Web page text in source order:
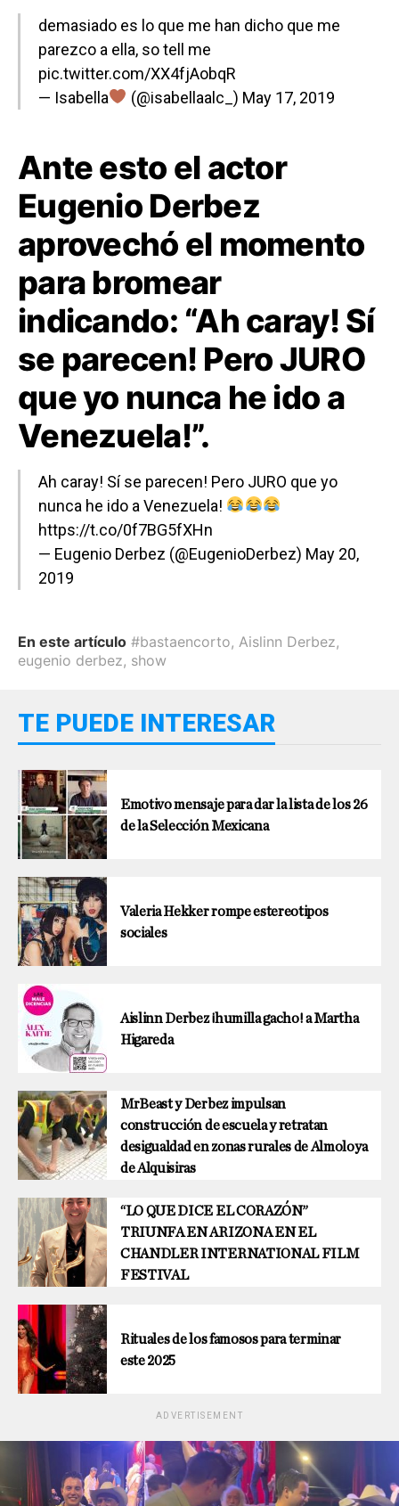
demasiado es lo que me han dicho que me
parezco a ella, so tell me
pic.twitter.com/XX4fjAobqR
— Isabella
(@isabellaalc_) May 17, 2019
Ante esto el actor
Eugenio Derbez
aprovechó el momento
para bromear
indicando: “Ah caray! Sí
se parecen! Pero JURO
que yo nunca he ido a
Venezuela!”.
Ah caray! Sí se parecen! Pero JURO que yo
nunca he ido a Venezuela!
https://t.co/0f7BG5fXHn
— Eugenio Derbez (@EugenioDerbez) May 20,
2019
En este artículo #bastaencorto, Aislinn Derbez,
eugenio derbez, show
TE PUEDE INTERESAR
Emotivo mensaje para dar la lista de los 26
de la Selección Mexicana
Valeria Hekker rompe estereotipos
sociales
Aislinn Derbez ¡humilla gacho! a Martha
Higareda
MrBeast y Derbez impulsan
construcción de escuela y retratan
desigualdad en zonas rurales de Almoloya
de Alquisiras
“LO QUE DICE EL CORAZÓN”
TRIUNFA EN ARIZONA EN EL
CHANDLER INTERNATIONAL FILM
FESTIVAL
Rituales de los famosos para terminar
este 2025
ADVERTISEMENT